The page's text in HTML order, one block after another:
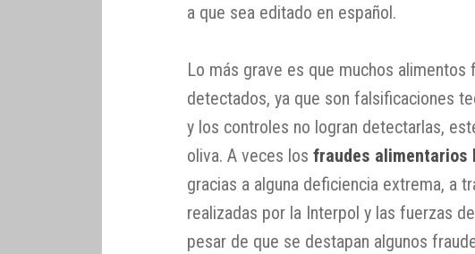
a que sea editado en español.
Lo más grave es que muchos
detectados, ya que son falsificaciones
y los controles no logran detectarlas,
oliva. A veces losfraudes alimentarios
gracias a alguna deficiencia extrema, a
realizadas por la Interpol y las fuerzas
pesar de que se destapan algunos